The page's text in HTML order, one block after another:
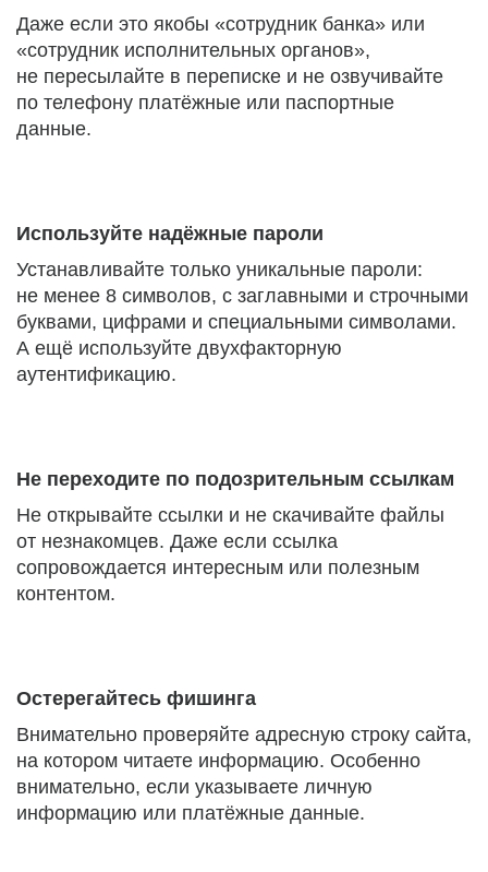
Даже если это якобы «сотрудник банка» или
«сотрудник исполнительных органов»,
не пересылайте в переписке и не озвучивайте
по телефону платёжные или паспортные
данные.
Используйте надёжные пароли
Устанавливайте только уникальные пароли:
не менее 8 символов, с заглавными и строчными
буквами, цифрами и специальными символами.
А ещё используйте двухфакторную
аутентификацию.
Не переходите по подозрительным ссылкам
Не открывайте ссылки и не скачивайте файлы
от незнакомцев. Даже если ссылка
сопровождается интересным или полезным
контентом.
Остерегайтесь фишинга
Внимательно проверяйте адресную строку сайта,
на котором читаете информацию. Особенно
внимательно, если указываете личную
информацию или платёжные данные.